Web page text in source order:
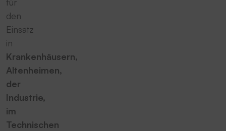
den
Einsatz
in
Krankenhäusern,
Altenheimen,
der
Industrie,
im
Technischen